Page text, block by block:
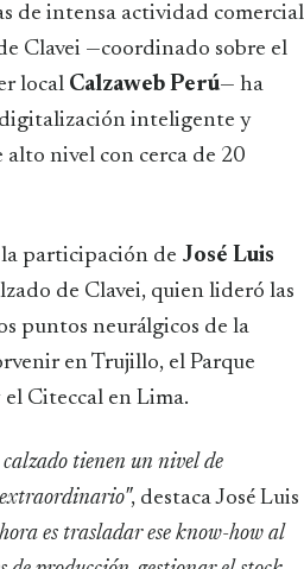
de intensa actividad comercial
Clavei —coordinado sobre el
local Calzaweb Perú— ha
inteligente y
nivel con cerca de 20
participación de José Luis
de Clavei, quien lideró las
puntos neurálgicos de la
en Trujillo, el Parque
Citeccal en Lima.
calzado tienen un nivel de
, destaca José Luis
es trasladar ese know-how al